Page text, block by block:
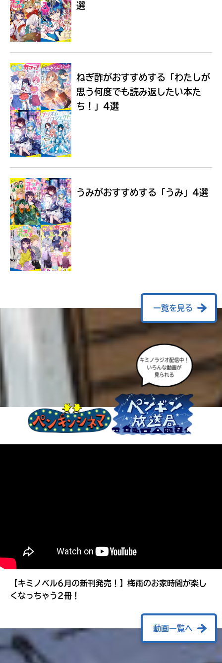
Loading...
選
ねぎ酢がおすすめする 「わたしが
思う何度でも読み返したい本た
ち！」4選
うみがおすすめする 「うみ」4選
一覧を見る
キミノラジオ配信中！
いろんな動画が
見られる
【キミノベル6月の新刊発売！】梅雨のお家時間が楽し
くなっちゃう2冊！
動画一覧へ
容
も
度
み
て
ね
る